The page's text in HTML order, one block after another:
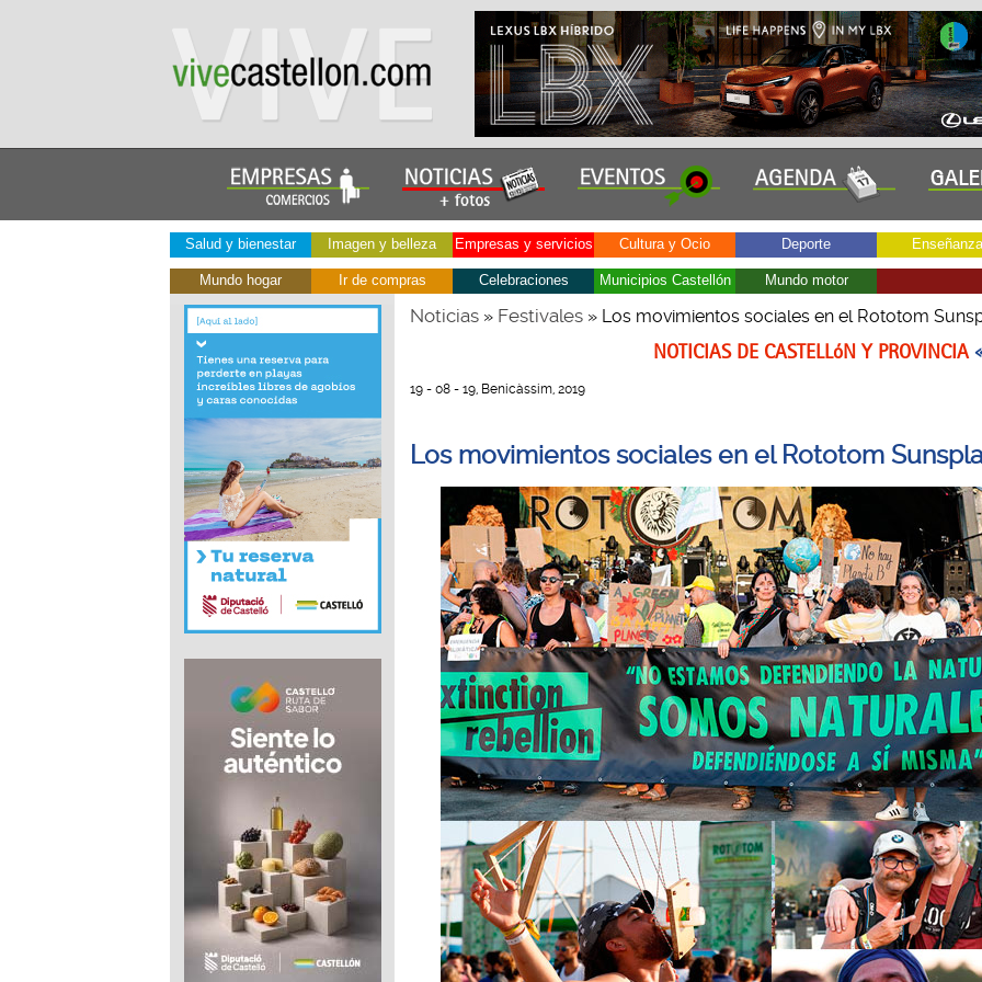
Salud y bienestar Imagen y belleza Empresas y servicios Cultura y Ocio Deporte Enseñanza
Mundo hogar Ir de compras Celebraciones Municipios Castellón Mundo motor
Noticias» Festivales» Los movimientos sociales en el Rototom
NOTICIAS DE CASTELLóN Y PROVINCIA
19 - 08 - 19, Benicàssim, 2019
Los movimientos sociales en el Rototom